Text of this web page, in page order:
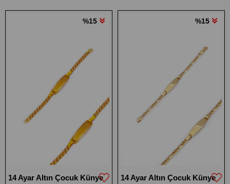
14 Ayar Altın Çocuk Künye
%15
14 Ayar Altın Çocuk Künye
%15